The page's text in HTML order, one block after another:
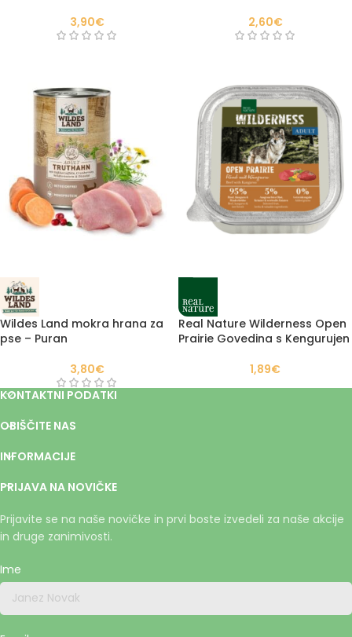
3,90€
2,60€
Wildes Land mokra hrana za
pse – Puran
3,80€
Real Nature Wilderness Open
Prairie Govedina s Kengurujen
1,89€
KONTAKTNI PODATKI
OBIŠČITE NAS
INFORMACIJE
PRIJAVA NA NOVIČKE
Prijavite se na naše novičke in prvi boste izvedeli za naše akcije
in druge zanimivosti.
Ime